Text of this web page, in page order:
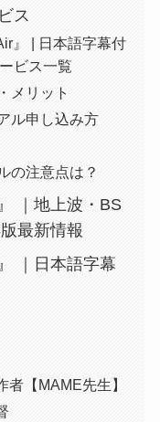
ス
』 | 日本語字幕付
ビス一覧
メリット
ル申し込み方
の注意点は？
｜地上波・BS
最新情報
｜日本語字幕
者【MAME先生】